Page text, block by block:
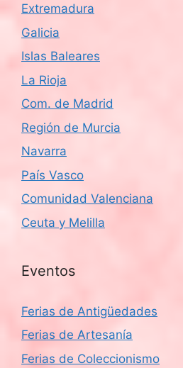
Extremadura
Galicia
Islas Baleares
La Rioja
Com. de Madrid
Región de Murcia
Navarra
País Vasco
Comunidad Valenciana
Ceuta y Melilla
Eventos
Ferias de Antigüedades
Ferias de Artesanía
Ferias de Coleccionismo